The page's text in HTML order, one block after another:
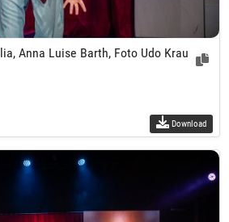
Anna Luise Barth, Foto Udo Krau
Download